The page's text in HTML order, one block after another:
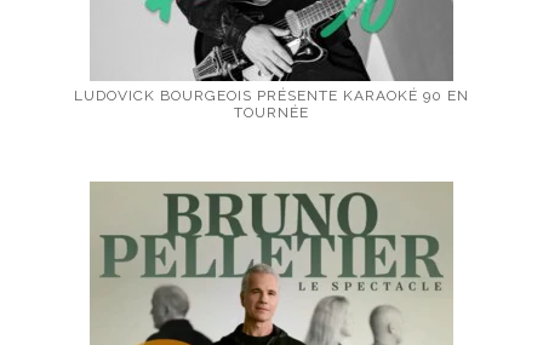
LUDOVICK BOURGEOIS PRÉSENTE KARAOKÉ 90 EN
TOURNÉE